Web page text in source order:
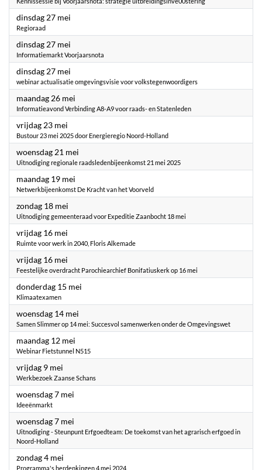
dinsdag 27 mei
Regioraad
dinsdag 27 mei
Informatiemarkt Voorjaarsnota
dinsdag 27 mei
webinar actualisatie omgevingsvisie voor volkstegenwoordigers
maandag 26 mei
Informatieavond Verbinding A8-A9 voor raads- en Statenleden
vrijdag 23 mei
Bustour 23 mei 2025 door Energieregio Noord-Holland
woensdag 21 mei
Uitnodiging regionale raadsledenbijeenkomst 21 mei 2025
maandag 19 mei
Netwerkbijeenkomst De Kracht van het Voorveld
zondag 18 mei
Uitnodiging gemeenteraad voor Expeditie Zaanbocht 18 mei
vrijdag 16 mei
Ruimte voor werk in 2040, Floris Alkemade
vrijdag 16 mei
Feestelijke overdracht Parochiearchief Bonifatiuskerk op 16 mei
donderdag 15 mei
Klimaatexamen
woensdag 14 mei
Samen Slimmer op 14 mei: Succesvol samenwerken onder de Omgevingswet
maandag 12 mei
Webinar Fietstunnel N515
vrijdag 9 mei
Werkbezoek Zaanse Schans
woensdag 7 mei
Ideeënmarkt
woensdag 7 mei
Uitnodiging - Steunpunt Erfgoedteam: De toekomst van het agrarisch erfgoed in
Noord-Holland
zondag 4 mei
Programma's herdenkingen 4 mei 2024